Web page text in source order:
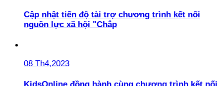
Cập nhật tiến độ tài trợ chương trình kết nối
nguồn lực xã hội "Chắp
08 Th4,2023